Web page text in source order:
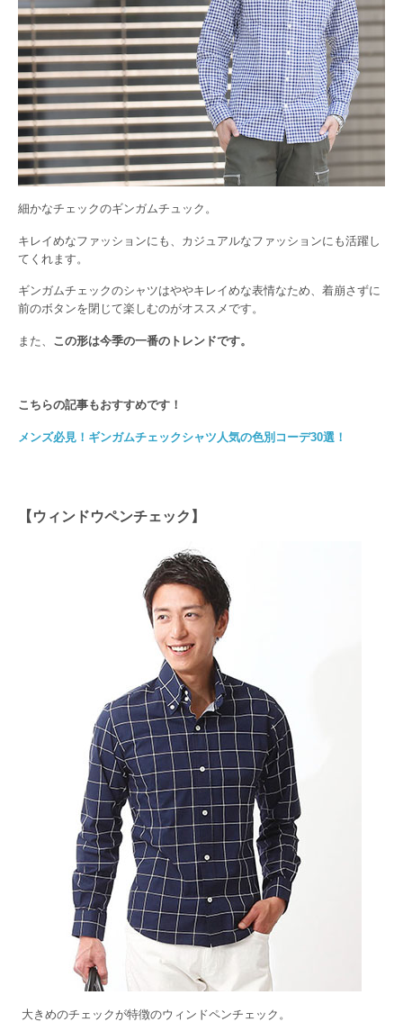
細かなチェックのギンガムチュック。
キレイめなファッションにも、カジュアルなファッションにも活躍し
てくれます。
ギンガムチェックのシャツはややキレイめな表情なため、着崩さずに
前のボタンを閉じて楽しむのがオススメです。
また、 この形は今季の一番のトレンドです。
こちらの記事もおすすめです！
メンズ必見！ギンガムチェックシャツ人気の色別コーデ30選！
【ウィンドウペンチェック】
大きめのチェックが特徴のウィンドペンチェック。